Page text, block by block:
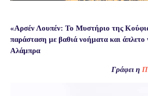
«Αρσέν Λουπέν: Το Μυστήριο της
παράσταση με βαθιά νοήματα και άπλετο
Αλάμπρα
Γράφει η